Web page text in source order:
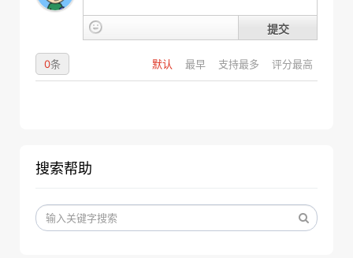
提交
默认 最早 支持最多 评分最高
0条
搜索帮助